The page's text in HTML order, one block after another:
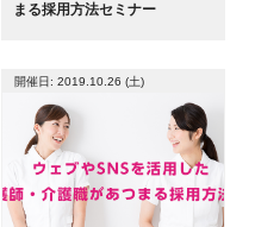
まる採用方法セミナー
開催日: 2019.10.26 (土)